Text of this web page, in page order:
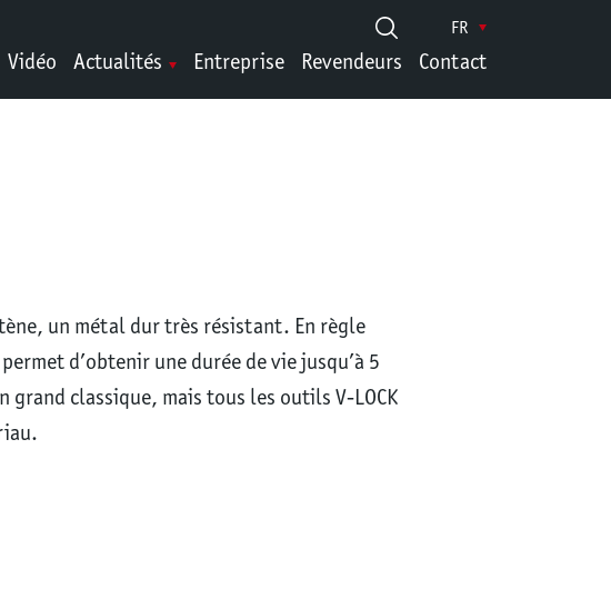
Vidéo Actualités Entreprise Revendeurs Contact
FR
un métal dur très résistant. En règle
d’obtenir une durée de vie jusqu’à 5
classique, mais tous les outils V-LOCK